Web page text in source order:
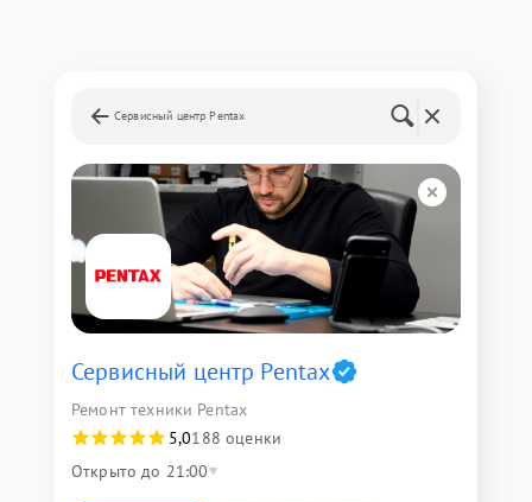
Сервисный центр Pentax
Сервисный центр Pentax
Ремонт техники Pentax
5,0188 оценки
Открыто до 21:00